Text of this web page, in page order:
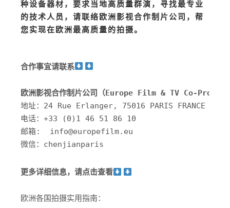
种设备器材，要求当地高质量群演，寻找最专业
的技术人员，请联络欧洲影视合作制片公司，帮
您实现在欧洲最高质量的拍摄。
合作事宜请联系
欧洲影视合作制片公司（Europe Film & TV Co-
地址：24 Rue Erlanger, 75016 PARIS FRANCE
电话：+33 (0)1 46 51 86 10
邮箱:  info@europefilm.eu
微信：chenjianparis
更多详细信息，请点击查看
欧洲各国拍摄实用指南：